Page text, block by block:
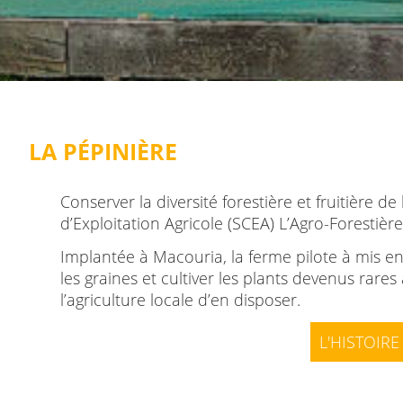
LA PÉPINIÈRE
Conserver la diversité forestière et fruitière de
d’Exploitation Agricole (SCEA) L’Agro-
Implantée à Macouria, la ferme pilote à mis
les graines et cultiver les plants devenus
l’agriculture locale d’en disposer.